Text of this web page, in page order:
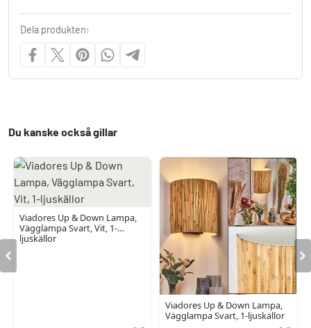
Dela produkten:
Du kanske också gillar
Viadores Up & Down Lampa,
Vägglampa Svart, Vit, 1-
ljuskällor
Viadores Up & Down Lampa,
Vägglampa Svart, 1-ljuskällor